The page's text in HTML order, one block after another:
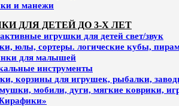
и манежи
ДЛЯ ДЕТЕЙ ДО 3-Х ЛЕТ
игрушки для детей свет/звук
юлы, сортеры. логические кубы,
для малышей
инструменты
корзины для игрушек, рыбалки,
мобили, дуги, мягкие коврики,